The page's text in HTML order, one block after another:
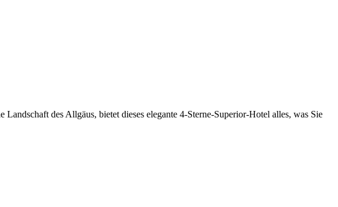
des Allgäus, bietet dieses elegante 4-Sterne-Superior-Hotel alles, was Sie